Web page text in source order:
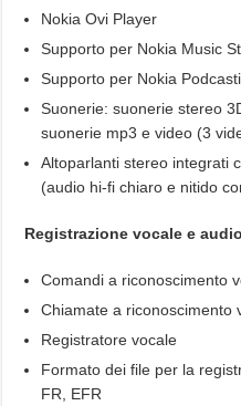
Nokia Ovi Player
Supporto per Nokia Music
Supporto per Nokia
Suonerie: suonerie stereo
suonerie mp3 e video (3
Altoparlanti stereo integrati
(audio hi-fi chiaro e nitido
Registrazione vocale e audio
Comandi a riconoscimento
Chiamate a riconoscimento
Registratore vocale
Formato dei file per la
FR, EFR